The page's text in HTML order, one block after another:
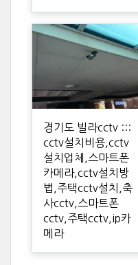
경기도 빌라cctv :::
cctv설치비용,cctv
설치업체,스마트폰
카메라,cctv설치방
법,주택cctv설치,축
사cctv,스마트폰
cctv,주택cctv,ip카
메라